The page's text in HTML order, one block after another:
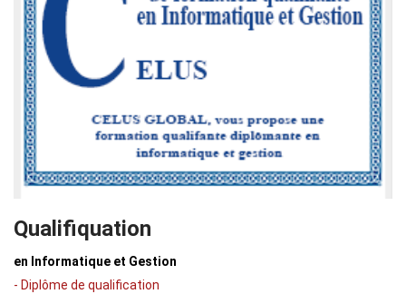
Qualifiquation
en Informatique et Gestion
- Diplôme de qualification